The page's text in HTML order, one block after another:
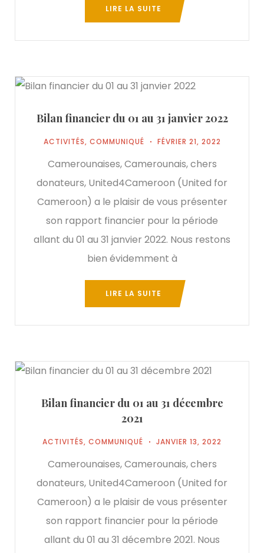
LIRE LA SUITE
Bilan financier du 01 au 31 janvier 2022
ACTIVITÉS, COMMUNIQUÉ FÉVRIER 21, 2022
Camerounaises, Camerounais, chers
donateurs, United4Cameroon (United for
Cameroon) a le plaisir de vous présenter
son rapport financier pour la période
allant du 01 au 31 janvier 2022. Nous restons
bien évidemment à
LIRE LA SUITE
Bilan financier du 01 au 31 décembre
2021
ACTIVITÉS, COMMUNIQUÉ JANVIER 13, 2022
Camerounaises, Camerounais, chers
donateurs, United4Cameroon (United for
Cameroon) a le plaisir de vous présenter
son rapport financier pour la période
allant du 01 au 31 décembre 2021. Nous